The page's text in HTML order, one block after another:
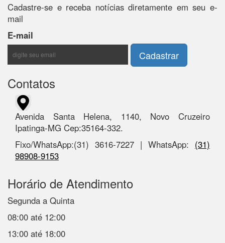
Cadastre-se e receba notícias diretamente em seu e-
mail
E-mail
Contatos
Avenida Santa Helena, 1140, Novo Cruzeiro
Ipatinga-MG Cep:35164-332.
Fixo/WhatsApp:(31) 3616-7227 | WhatsApp: (31)
98908-9153
Horário de Atendimento
Segunda a Quinta
08:00 até 12:00
13:00 até 18:00